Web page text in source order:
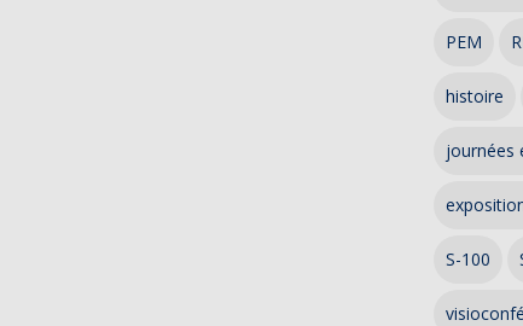
PEM
histoire
journées
S-100